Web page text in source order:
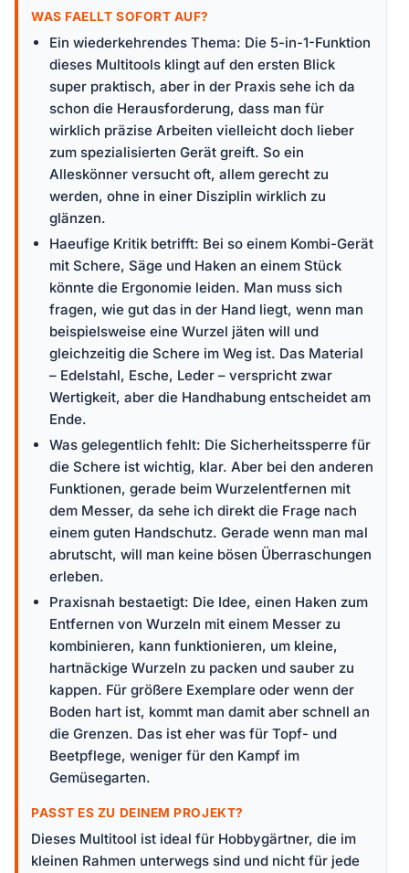
WAS FAELLT SOFORT AUF?
Ein wiederkehrendes Thema: Die 5-in-1-Funktion
dieses Multitools klingt auf den ersten Blick
super praktisch, aber in der Praxis sehe ich da
schon die Herausforderung, dass man für
wirklich präzise Arbeiten vielleicht doch lieber
zum spezialisierten Gerät greift. So ein
Alleskönner versucht oft, allem gerecht zu
werden, ohne in einer Disziplin wirklich zu
glänzen.
Haeufige Kritik betrifft: Bei so einem Kombi-Gerät
mit Schere, Säge und Haken an einem Stück
könnte die Ergonomie leiden. Man muss sich
fragen, wie gut das in der Hand liegt, wenn man
beispielsweise eine Wurzel jäten will und
gleichzeitig die Schere im Weg ist. Das Material
– Edelstahl, Esche, Leder – verspricht zwar
Wertigkeit, aber die Handhabung entscheidet am
Ende.
Was gelegentlich fehlt: Die Sicherheitssperre für
die Schere ist wichtig, klar. Aber bei den anderen
Funktionen, gerade beim Wurzelentfernen mit
dem Messer, da sehe ich direkt die Frage nach
einem guten Handschutz. Gerade wenn man mal
abrutscht, will man keine bösen Überraschungen
erleben.
Praxisnah bestaetigt: Die Idee, einen Haken zum
Entfernen von Wurzeln mit einem Messer zu
kombinieren, kann funktionieren, um kleine,
hartnäckige Wurzeln zu packen und sauber zu
kappen. Für größere Exemplare oder wenn der
Boden hart ist, kommt man damit aber schnell an
die Grenzen. Das ist eher was für Topf- und
Beetpflege, weniger für den Kampf im
Gemüsegarten.
PASST ES ZU DEINEM PROJEKT?
Dieses Multitool ist ideal für Hobbygärtner, die im
kleinen Rahmen unterwegs sind und nicht für jede